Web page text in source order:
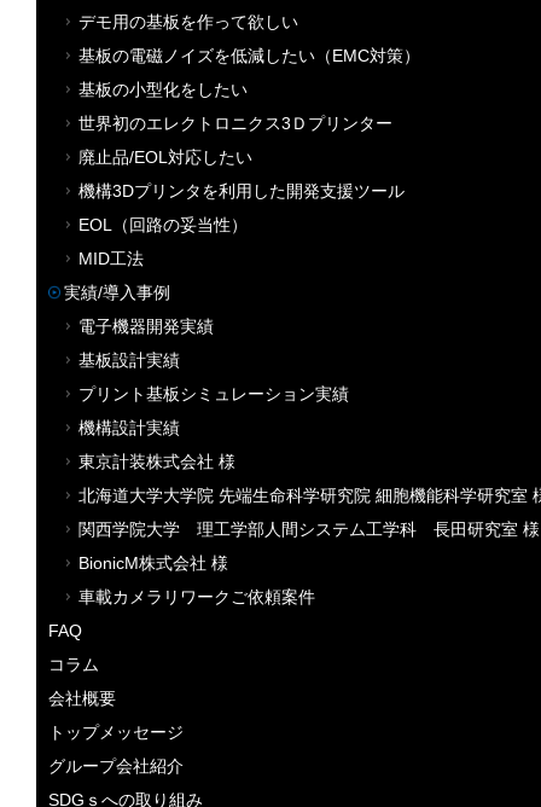
デモ用の基板を作って欲しい
基板の電磁ノイズを低減したい（EMC対策）
基板の小型化をしたい
世界初のエレクトロニクス3Ｄプリンター
廃止品/EOL対応したい
機構3Dプリンタを利用した開発支援ツール
EOL（回路の妥当性）
MID工法
実績/導入事例
電子機器開発実績
基板設計実績
プリント基板シミュレーション実績
機構設計実績
東京計装株式会社 様
北海道大学大学院 先端生命科学研究院 細胞機能科学研究室
関西学院大学 理工学部人間システム工学科 長田研究室 様
BionicM株式会社 様
車載カメラリワークご依頼案件
FAQ
コラム
会社概要
トップメッセージ
グループ会社紹介
SDGｓへの取り組み